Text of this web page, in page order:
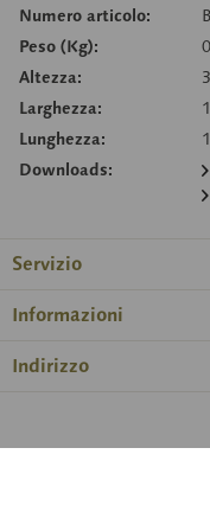
Numero articolo:
Peso (Kg):
Altezza:
Larghezza:
Lunghezza:
Downloads:
Servizio
Informazioni
Indirizzo